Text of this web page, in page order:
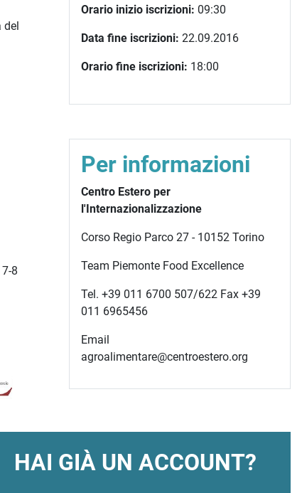
del
8
Orario inizio iscrizioni: 09:30
Data fine iscrizioni: 22.09.2016
Orario fine iscrizioni: 18:00
Per informazioni
Centro Estero per
l'Internazionalizzazione
Corso Regio Parco 27 - 10152 Torino
Team Piemonte Food Excellence
Tel. +39 011 6700 507/622 Fax +39
011 6965456
Email
agroalimentare@centroestero.org
HAI GIÀ UN ACCOUNT?